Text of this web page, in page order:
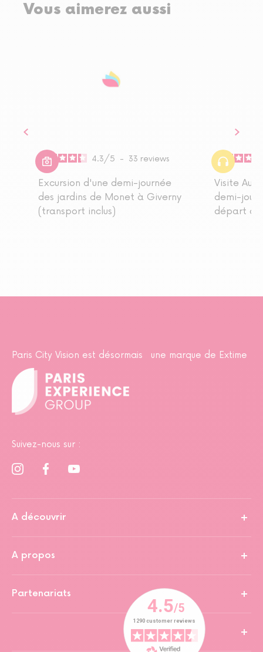
Vous aimerez aussi
4.3/5 - 33 reviews
Excursion d'une demi-journée
des jardins de Monet à Giverny
(transport inclus)
Visite
demi-
départ de
Paris City Vision est désormais une marque de Extime
Suivez-nous sur :
A découvrir
A propos
Partenariats